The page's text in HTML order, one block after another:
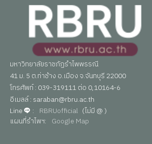
มหาวิทยาลัยราชภัฏรำไพพรรณี
41 ม. 5 ต.ท่าช้าง อ.เมือง จ.จันทบุรี 22000
โทรศัพท์ : 039-319111 ต่อ 0,10164-6
อีเมลล์ : saraban@rbru.ac.th
Line
: RBRUofficial (ไม่มี @ )
แผนที่รำไพฯ: Google Map